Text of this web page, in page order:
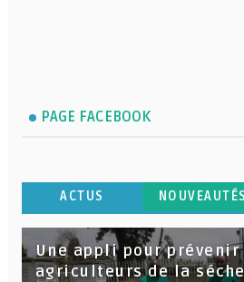
PAGE FACEBOOK
ACTUS NOUVEAUTÉS
Une appli pour
agriculteurs de la